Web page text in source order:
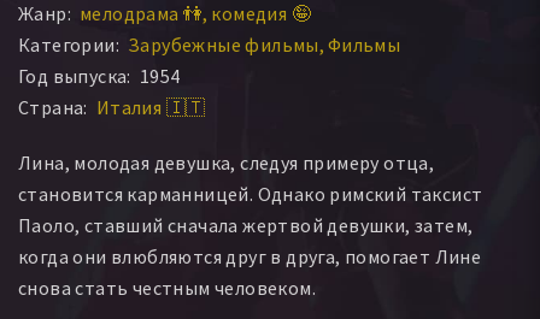
Жанр: мелодрама 👫 комедия 🤪
Категории: Зарубежные фильмы Фильмы
Год выпуска: 1954
Страна: Италия 🇮🇹
Лина, молодая девушка, следуя примеру отца,
становится карманницей. Однако римский таксист
Паоло, ставший сначала жертвой девушки, затем,
когда они влюбляются друг в друга, помогает Лине
снова стать честным человеком.